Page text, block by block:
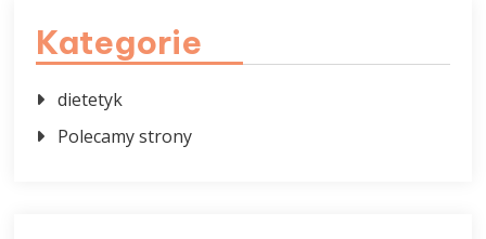
Kategorie
dietetyk
Polecamy strony